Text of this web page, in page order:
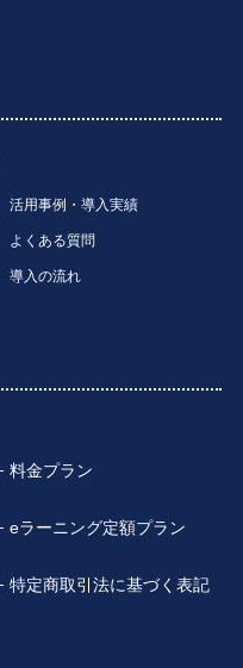
活用事例・導入実績
よくある質問
導入の流れ
料金プラン
eラーニング定額プラン
特定商取引法に基づく表記